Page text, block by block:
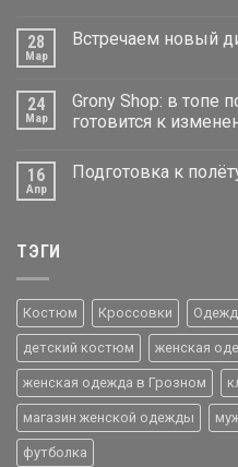
28
Мар
Встречаем новый
24
Мар
Grony Shop: в топе
готовится к
16
Апр
Подготовка к
ТЭГИ
Костюм Кроссовки
детский костюм женская
женская одежда в Грозном
магазин женской одежды
футболка